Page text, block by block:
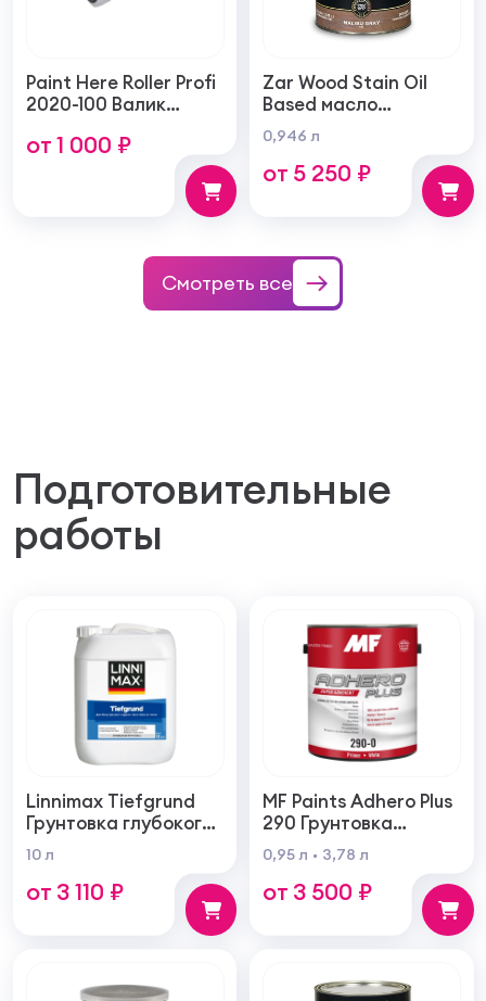
Paint Here Roller Profi
2020-100 Валик
тонкую гладкую
структуру покрытия
от 1 000 ₽
Zar Wood Stain Oil
Based масло
тонирующая по
дереву
0,946 л
от 5 250 ₽
Смотреть все
Подготовительные
работы
Linnimax Tiefgrund
Грунтовка глубокого
проникновения для
внутренних и
наружных работ
10 л
от 3 110 ₽
MF Paints Adhero Plus
290 Грунтовка
высшего качества из
100% акрилового
латекса для
0,95 л 3,78 л
от 3 500 ₽